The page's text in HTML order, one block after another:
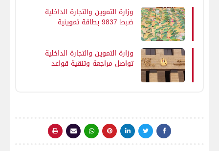
وزارة التموين والتجارة الداخلية
ضبط 9837 بطاقة تموينية
تؤكد استمرار الحملات والتصدي
لكافة المخالفات
وزارة التموين والتجارة الداخلية
تواصل مراجعة وتنقية قواعد